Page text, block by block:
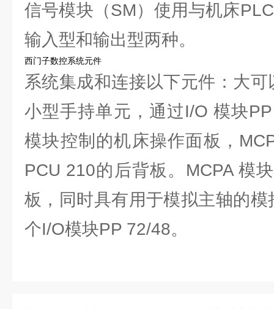
信号模块（SM）使用与机床
输入型和输出型两种。
西门子数控系统元件
系统集成和连接以下元件：大
小型手持单元，通过I/O 模块
模块控制的机床操作面板，
PCU 210的后背板。MCPA 模
板，同时具有用于模拟主轴的
个I/O模块PP 72/48。